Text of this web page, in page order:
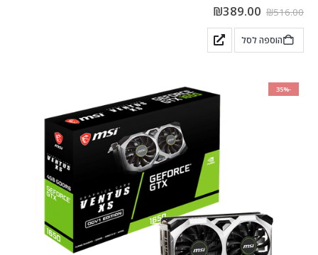
₪516.00
₪389.00
הוספה לסל
-35%